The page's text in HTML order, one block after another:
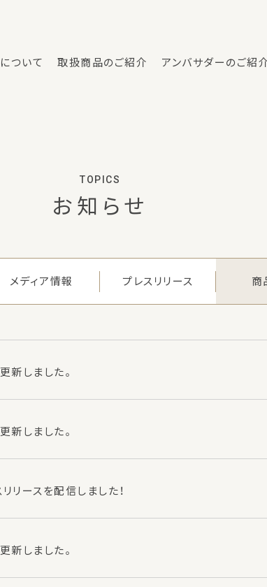
ついて 取扱商品のご紹介 アンバサダーのご紹
お知 らせ
TOPICS
メディア情報 プレスリリース 商
新しました。
新しました。
リースを配信しました！
新しました。